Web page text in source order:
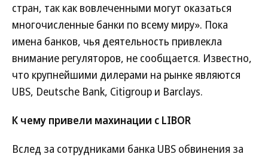
стран, так как вовлеченными могут оказаться
многочисленные банки по всему миру». Пока
имена банков, чья деятельность привлекла
внимание регуляторов, не сообщается. Известно,
что крупнейшими дилерами на рынке являются
UBS, Deutsche Bank, Citigroup и Barclays.
К чему привели махинации с LIBOR
Вслед за сотрудниками банка UBS обвинения за